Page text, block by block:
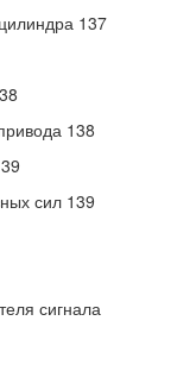
137
138
сил 139
сигнала